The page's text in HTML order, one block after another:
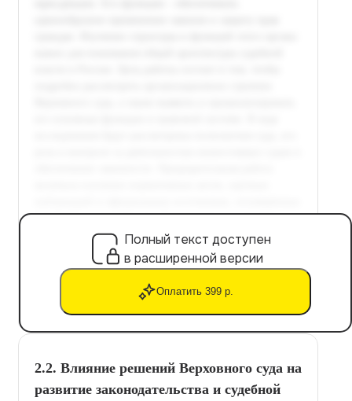
Полный текст доступен
в расширенной версии
Оплатить 399 р.
2.2. Влияние решений Верховного суда на
развитие законодательства и судебной